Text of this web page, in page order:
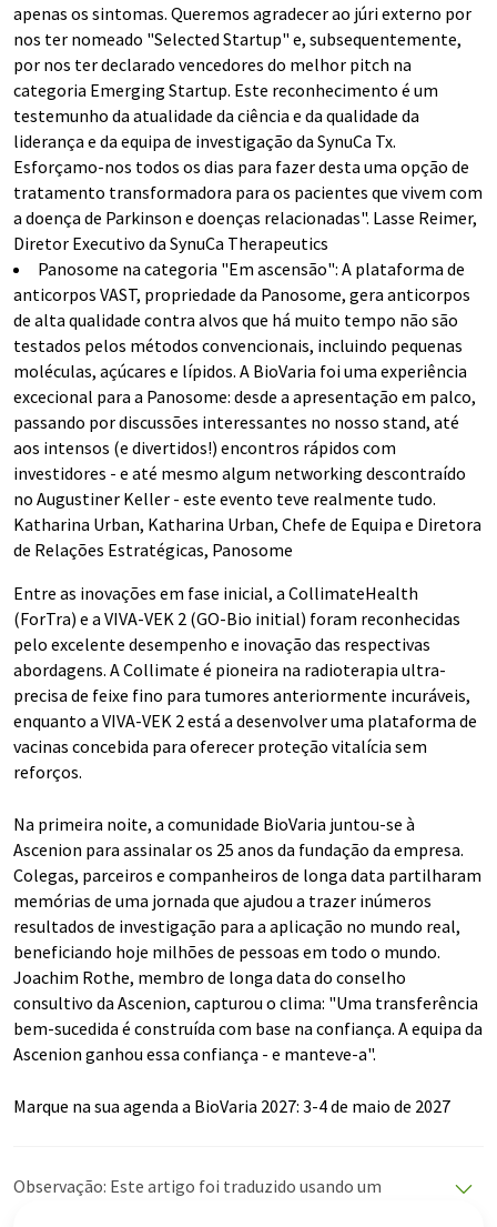
apenas os sintomas. Queremos agradecer ao júri externo por
nos ter nomeado "Selected Startup" e, subsequentemente,
por nos ter declarado vencedores do melhor pitch na
categoria Emerging Startup. Este reconhecimento é um
testemunho da atualidade da ciência e da qualidade da
liderança e da equipa de investigação da SynuCa Tx.
Esforçamo-nos todos os dias para fazer desta uma opção de
tratamento transformadora para os pacientes que vivem com
a doença de Parkinson e doenças relacionadas". Lasse Reimer,
Diretor Executivo da SynuCa Therapeutics
Panosome na categoria "Em ascensão": A plataforma de
anticorpos VAST, propriedade da Panosome, gera anticorpos
de alta qualidade contra alvos que há muito tempo não são
testados pelos métodos convencionais, incluindo pequenas
moléculas, açúcares e lípidos. A BioVaria foi uma experiência
excecional para a Panosome: desde a apresentação em palco,
passando por discussões interessantes no nosso stand, até
aos intensos (e divertidos!) encontros rápidos com
investidores - e até mesmo algum networking descontraído
no Augustiner Keller - este evento teve realmente tudo.
Katharina Urban, Katharina Urban, Chefe de Equipa e Diretora
de Relações Estratégicas, Panosome
Entre as inovações em fase inicial, a CollimateHealth
(ForTra) e a VIVA-VEK 2 (GO-Bio initial) foram reconhecidas
pelo excelente desempenho e inovação das respectivas
abordagens. A Collimate é pioneira na radioterapia ultra-
precisa de feixe fino para tumores anteriormente incuráveis,
enquanto a VIVA-VEK 2 está a desenvolver uma plataforma de
vacinas concebida para oferecer proteção vitalícia sem
reforços.
Na primeira noite, a comunidade BioVaria juntou-se à
Ascenion para assinalar os 25 anos da fundação da empresa.
Colegas, parceiros e companheiros de longa data partilharam
memórias de uma jornada que ajudou a trazer inúmeros
resultados de investigação para a aplicação no mundo real,
beneficiando hoje milhões de pessoas em todo o mundo.
Joachim Rothe, membro de longa data do conselho
consultivo da Ascenion, capturou o clima: "Uma transferência
bem-sucedida é construída com base na confiança. A equipa da
Ascenion ganhou essa confiança - e manteve-a".
Marque na sua agenda a BioVaria 2027: 3-4 de maio de 2027
Observação: Este artigo foi traduzido usando um